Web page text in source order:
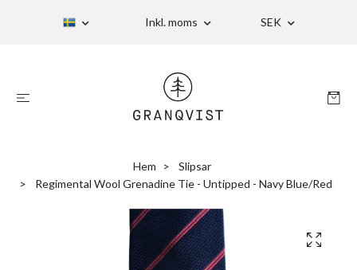
Inkl. moms SEK
Hem
Slipsar
Regimental Wool Grenadine Tie - Untipped - Navy Blue/Red